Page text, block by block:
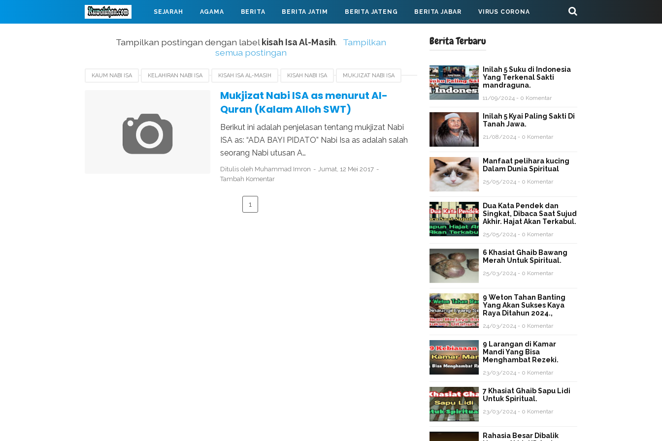
SEJARAH AGAMA BERITA BERITA JATIM BERITA JATENG BERITA JABAR VIRUS CORONA
Tampilkan postingan dengan label kisah Isa Al-Masih.
Tampilkan
semua postingan
KAUM NABI ISA KELAHIRAN NABI ISA KISAH ISA AL-MASIH KISAH NABI ISA MUKJIZAT NABI ISA
PERISTIWA NABI ISA SEJARAH NABI ISA
Mukjizat Nabi ISA as menurut Al-
Quran (Kalam Alloh SWT)
Berikut ini adalah penjelasan tentang mukjizat Nabi
ISA as: “ADA BAYI PIDATO” Nabi Isa as adalah salah
seorang Nabi utusan A…
Ditulis oleh Muhammad Imron
Jumat, 12 Mei 2017
Tambah Komentar
1
Berita Terbaru
Inilah 5 Suku di Indonesia
Yang Terkenal Sakti
mandraguna.
11/09/2024 - 0 Komentar
Inilah 5 Kyai Paling Sakti Di
Tanah Jawa.
21/08/2024 - 0 Komentar
Manfaat pelihara kucing
Dalam Dunia Spiritual
25/05/2024 - 0 Komentar
Dua Kata Pendek dan
Singkat, Dibaca Saat Sujud
Akhir. Hajat Akan Terkabul.
25/05/2024 - 0 Komentar
6 Khasiat Ghaib Bawang
Merah Untuk Spiritual.
25/03/2024 - 0 Komentar
9 Weton Tahan Banting
Yang Akan Sukses Kaya
Raya Ditahun 2024.,
24/03/2024 - 0 Komentar
9 Larangan di Kamar
Mandi Yang Bisa
Menghambat Rezeki.
23/03/2024 - 0 Komentar
7 Khasiat Ghaib Sapu Lidi
Untuk Spiritual.
23/03/2024 - 0 Komentar
Rahasia Besar Dibalik